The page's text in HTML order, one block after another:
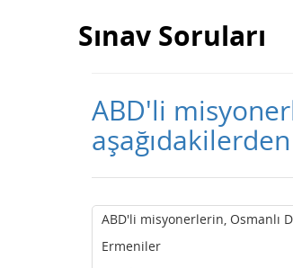
Sınav Soruları
ABD'li
ABD'li misyonerlerin, Osmanlı
Ermeniler